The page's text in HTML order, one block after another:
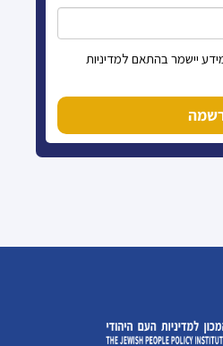
יישמר בהתאם למדיניות